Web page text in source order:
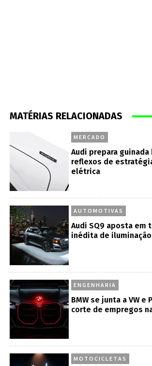
MATÉRIAS RELACIONADAS
MERCADO
Audi prepara
reflexos de
elétrica
AUTOMOTIVAS
Audi SQ9 aposta em
inédita de iluminação
ENGENHARIA
BMW se junta a VW e
corte de empregos
MOTOCICLETAS